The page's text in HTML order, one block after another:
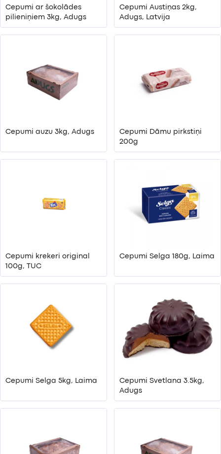
Cepumi ar šokolādes
pilieniņiem 3kg, Adugs
Cepumi Austiņas 2kg,
Adugs, Latvija
Cepumi auzu 3kg, Adugs
Cepumi Dāmu pirkstiņi
200g
Cepumi krekeri original
100g, TUC
Cepumi Selga 180g, Laima
Cepumi Selga 5kg, Laima
Cepumi Svetlana 3.5kg,
Adugs